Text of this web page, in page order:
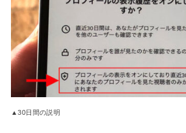
▲30日間の説明